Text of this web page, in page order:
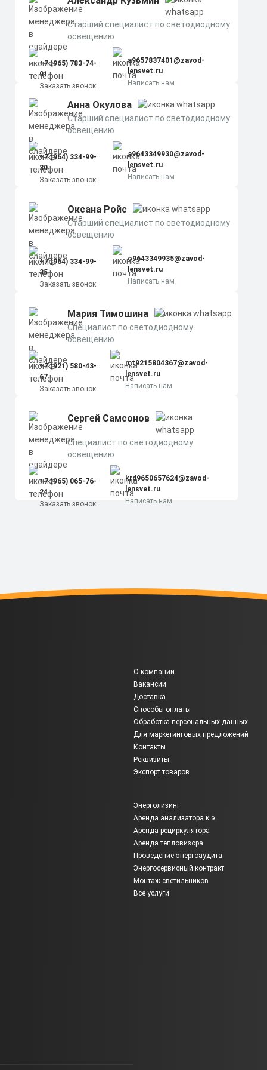
Старший специалист по светодиодному
освещению
+7 (965) 783-74-
01
Заказать звонок
a9657837401@zavod-
lensvet.ru
Написать нам
Анна Окулова
Старший специалист по светодиодному
освещению
+7 (964) 334-99-
30
Заказать звонок
a9643349930@zavod-
lensvet.ru
Написать нам
Оксана Ройс
Старший специалист по светодиодному
освещению
+7 (964) 334-99-
35
Заказать звонок
o9643349935@zavod-
lensvet.ru
Написать нам
Мария Тимошина
Cпециалист по светодиодному
освещению
+7 (921) 580-43-
67
Заказать звонок
mt9215804367@zavod-
lensvet.ru
Написать нам
Сергей Самсонов
Cпециалист по светодиодному
освещению
+7 (965) 065-76-
24
Заказать звонок
krd9650657624@zavod-
lensvet.ru
Написать нам
О компании
Вакансии
Доставка
Способы оплаты
Обработка персональных данных
Для маркетинговых предложений
Контакты
Реквизиты
Экспорт товаров
Энерголизинг
Аренда анализатора к.э.
Аренда рециркулятора
Аренда тепловизора
Проведение энергоаудита
Энергосервисный контракт
Монтаж светильников
Все услуги